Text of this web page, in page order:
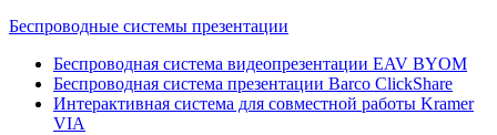
Беспроводные системы презентации
Беспроводная система видеопрезентации EAV BYOM
Беспроводная система презентации Barco ClickShare
Интерактивная система для совместной работы Kramer
VIA